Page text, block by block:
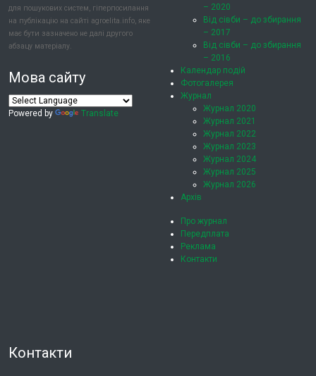
для пошукових систем, гіперпосилання
на публікацію на сайті agroelita.info, яке
має бути зазначено не далі другого
абзацу матеріалу.
Мова сайту
Powered by Translate
– 2020
Від сівби – до збирання
– 2017
Від сівби – до збирання
– 2016
Календар подій
Фотогалерея
Журнал
Журнал 2020
Журнал 2021
Журнал 2022
Журнал 2023
Журнал 2024
Журнал 2025
Журнал 2026
Архів
Про журнал
Передплата
Реклама
Контакти
Контакти